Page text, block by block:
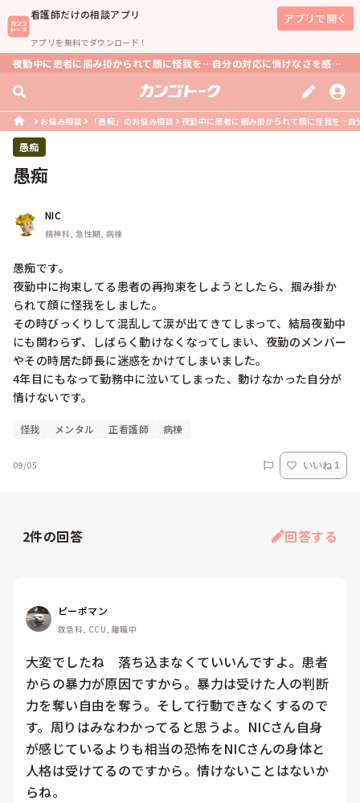
看護師だけの相談アプリ
アプリを無料でダウンロード！
アプリで開く
夜勤中に患者に掴み掛かられて顔に怪我を…自分の対応に情けなさを感じる？
お悩み相談 「愚痴」のお悩み相談 夜勤中に患者に掴み掛かられて顔に怪我を…
愚痴
愚痴
NIC
精神科, 急性期, 病棟
愚痴です。
夜勤中に拘束してる患者の再拘束をしようとしたら、掴み掛か
られて顔に怪我をしました。
その時びっくりして混乱して涙が出てきてしまって、結局夜勤中
にも関わらず、しばらく動けなくなってしまい、夜勤のメンバー
やその時居た師長に迷惑をかけてしまいました。
4年目にもなって勤務中に泣いてしまった、動けなかった自分が
情けないです。
怪我 メンタル 正看護師 病棟
09/05 いいね 1
2件の回答 回答する
ピーポマン
救急科, CCU, 離職中
大変でしたね　落ち込まなくていいんですよ。患者
からの暴力が原因ですから。暴力は受けた人の判断
力を奪い自由を奪う。そして行動できなくするので
す。周りはみなわかってると思うよ。NICさん自身
が感じているよりも相当の恐怖をNICさんの身体と
人格は受けてるのですから。情けないことはないか
らね。